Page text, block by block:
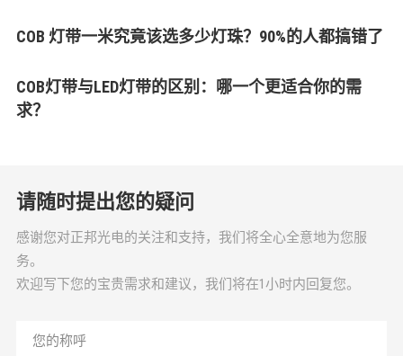
COB 灯带一米究竟该选多少灯珠？90%的人都搞错了
COB灯带与LED灯带的区别：哪一个更适合你的需
求？
请随时提出您的疑问
感谢您对正邦光电的关注和支持，我们将全心全意地为您服
务。
欢迎写下您的宝贵需求和建议，我们将在1小时内回复您。